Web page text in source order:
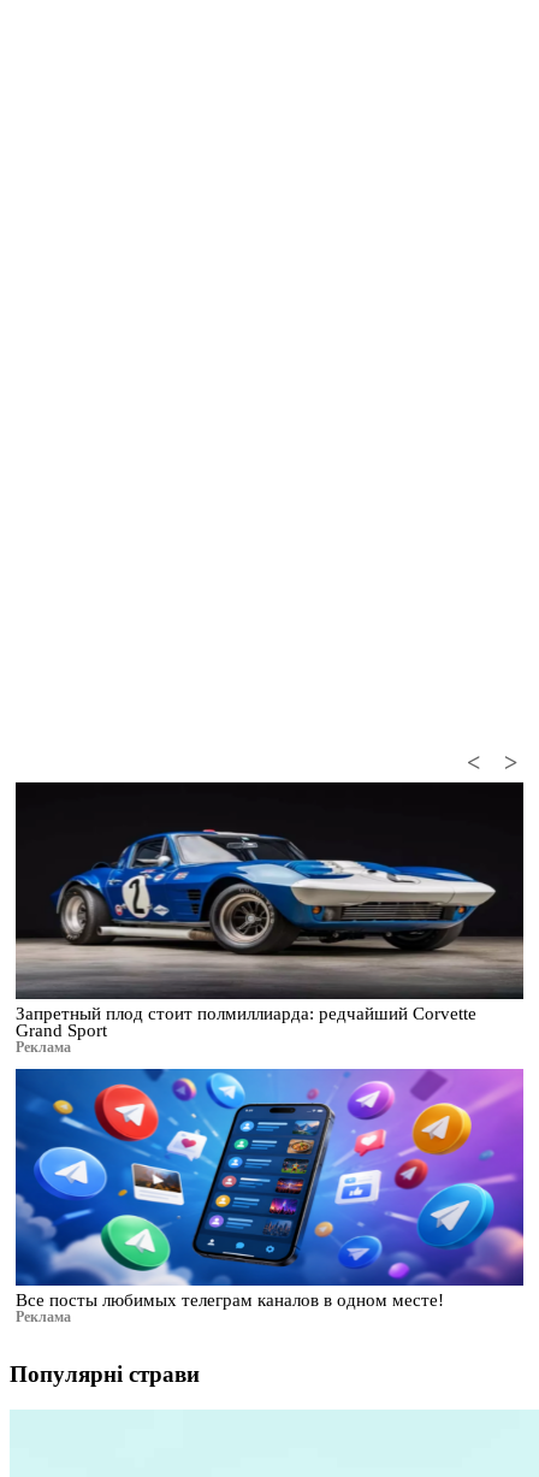
>
<
Запретный плод стоит полмиллиарда: редчайший Corvette
Grand Sport
Реклама
Все посты любимых телеграм каналов в одном месте!
Реклама
Популярні страви